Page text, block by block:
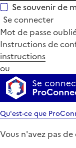
Se souvenir de
Se connecter
Mot de passe
Instructions de
instructions
ou
Se
Qu'est-ce que
Vous n'avez pas